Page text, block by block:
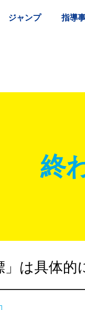
ジャンプ 指導
終
」は具体的